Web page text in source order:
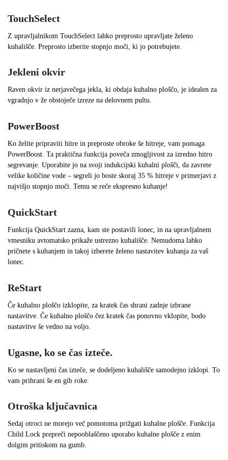
TouchSelect
Z upravljalnikom TouchSelect lahko preprosto upravljate želeno
kuhališče. Preprosto izberite stopnjo moči, ki jo potrebujete.
Jekleni okvir
Raven okvir iz nerjavečega jekla, ki obdaja kuhalno ploščo, je idealen za
vgradnjo v že obstoječe izreze na delovnem pultu.
PowerBoost
Ko želite pripraviti hitre in preproste obroke še hitreje, vam pomaga
PowerBoost. Ta praktična funkcija poveča zmogljivost za izredno hitro
segrevanje. Uporabite jo na svoji indukcijski kuhalni plošči, da zavrete
velike količine vode – segreli jo boste skoraj 35 % hitreje v primerjavi z
najvišjo stopnjo moči. Temu se reče ekspresno kuhanje!
QuickStart
Funkcija QuickStart zazna, kam ste postavili lonec, in na upravljalnem
vmesniku avtomatsko prikaže ustrezno kuhališče. Nemudoma lahko
pričnete s kuhanjem in takoj izberete želeno nastavitev kuhanja za vaš
lonec.
ReStart
Če kuhalno ploščo izklopite, za kratek čas shrani zadnje izbrane
nastavitve. Če kuhalno ploščo čez kratek čas ponovno vklopite, bodo
nastavitve še vedno na voljo.
Ugasne, ko se čas izteče.
Ko se nastavljeni čas izteče, se dodeljeno kuhališče samodejno izklopi. To
vam prihrani še en gib roke.
Otroška ključavnica
Sedaj otroci ne morejo več pomotoma prižgati kuhalne plošče. Funkcija
Child Lock prepreči nepooblaščeno uporabo kuhalne plošče z enim
dolgim pritiskom na gumb.